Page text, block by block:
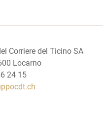
Corriere del Ticino SA
Locarno
24 15